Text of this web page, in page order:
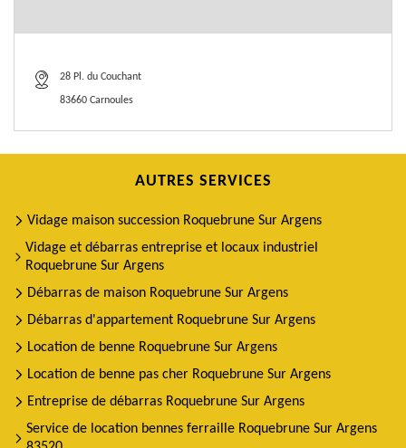
28 Pl. du Couchant
83660 Carnoules
AUTRES SERVICES
Vidage maison succession Roquebrune Sur Argens
Vidage et débarras entreprise et locaux industriel
Roquebrune Sur Argens
Débarras de maison Roquebrune Sur Argens
Débarras d'appartement Roquebrune Sur Argens
Location de benne Roquebrune Sur Argens
Location de benne pas cher Roquebrune Sur Argens
Entreprise de débarras Roquebrune Sur Argens
Service de location bennes ferraille Roquebrune Sur Argens